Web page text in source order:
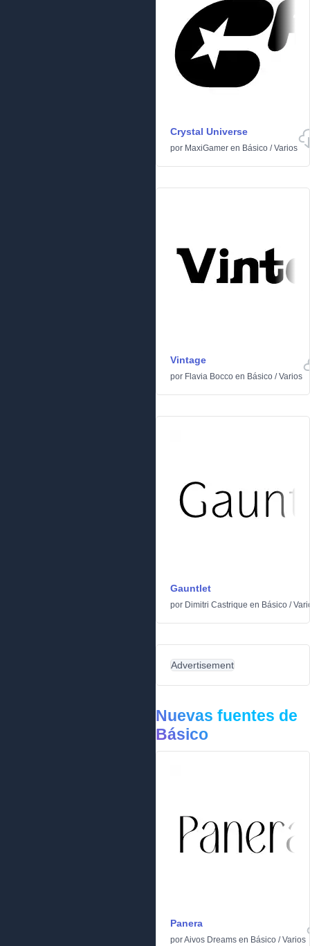
Crystal Universe
por MaxiGamer en Básico /Varios
Vintage
por Flavia Bocco en Básico /Varios
Gauntlet
por Dimitri Castrique en Básico /
Advertisement
Nuevas fuentes de
Básico
Panera
porAivos Dreams en Básico /Varios